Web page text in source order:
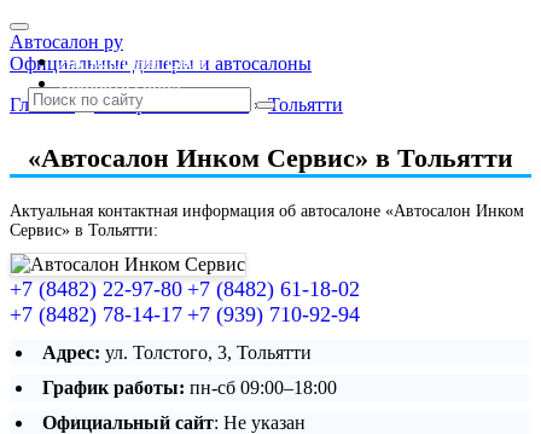
Автосалон ру
Официальные дилеры и автосалоны
Автосалоны Lada
Выбрать город
Главная » Самарская область » Тольятти
«Автосалон Инком Сервис» в Тольятти
Актуальная контактная информация об автосалоне «Автосалон Инком
Сервис» в Тольятти:
+7 (8482) 22-97-80 +7 (8482) 61-18-02
+7 (8482) 78-14-17 +7 (939) 710-92-94
Адрес: ул. Толстого, 3, Тольятти
График работы: пн-сб 09:00–18:00
Официальный сайт: Не указан